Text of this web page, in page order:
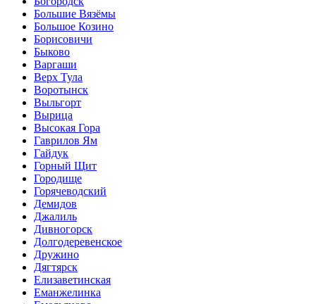
Большие Вязёмы
Большое Козино
Борисовичи
Быково
Варгаши
Верх Тула
Воротынск
Выльгорт
Вырица
Высокая Гора
Гаврилов Ям
Гайдук
Горный Щит
Городище
Горячеводский
Демидов
Джалиль
Дивногорск
Долгодеревенское
Дружино
Дягтярск
Елизаветинская
Еманжелинка